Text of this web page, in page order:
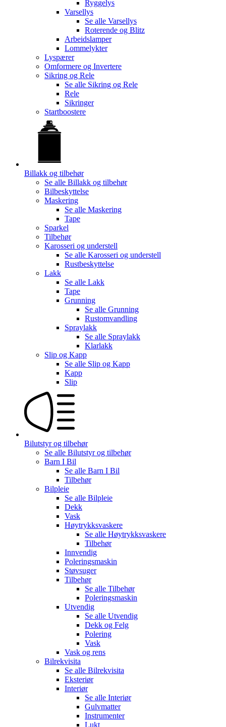
Ryggelys
Varsellys
Se alle Varsellys
Roterende og Blitz
Arbeidslamper
Lommelykter
Lyspærer
Omformere og Invertere
Sikring og Rele
Se alle Sikring og Rele
Rele
Sikringer
Startboostere
Billakk og tilbehør
Se alle Billakk og tilbehør
Bilbeskyttelse
Maskering
Se alle Maskering
Tape
Sparkel
Tilbehør
Karosseri og understell
Se alle Karosseri og understell
Rustbeskyttelse
Lakk
Se alle Lakk
Tape
Grunning
Se alle Grunning
Rustomvandling
Spraylakk
Se alle Spraylakk
Klarlakk
Slip og Kapp
Se alle Slip og Kapp
Kapp
Slip
Bilutstyr og tilbehør
Se alle Bilutstyr og tilbehør
Barn I Bil
Se alle Barn I Bil
Tilbehør
Bilpleie
Se alle Bilpleie
Dekk
Vask
Høytrykksvaskere
Se alle Høytrykksvaskere
Tilbehør
Innvendig
Poleringsmaskin
Støvsuger
Tilbehør
Se alle Tilbehør
Poleringsmaskin
Utvendig
Se alle Utvendig
Dekk og Felg
Polering
Vask
Vask og rens
Bilrekvisita
Se alle Bilrekvisita
Eksteriør
Interiør
Se alle Interiør
Gulvmatter
Instrumenter
Lukt